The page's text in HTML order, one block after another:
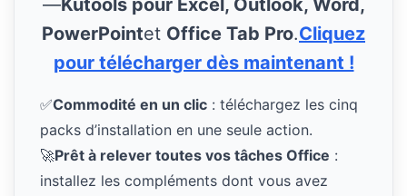
—Kutools pour Excel, Outlook, Word,
PowerPointet Office Tab Pro.Cliquez
pour télécharger dès maintenant !
✅Commodité en un clic : téléchargez les cinq
packs d’installation en une seule action.
🚀Prêt à relever toutes vos tâches Office :
installez les compléments dont vous avez